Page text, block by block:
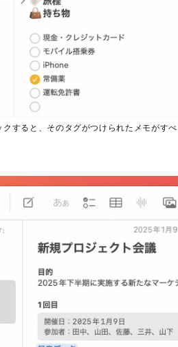
すると、そのタグがつけられたメモがすべ